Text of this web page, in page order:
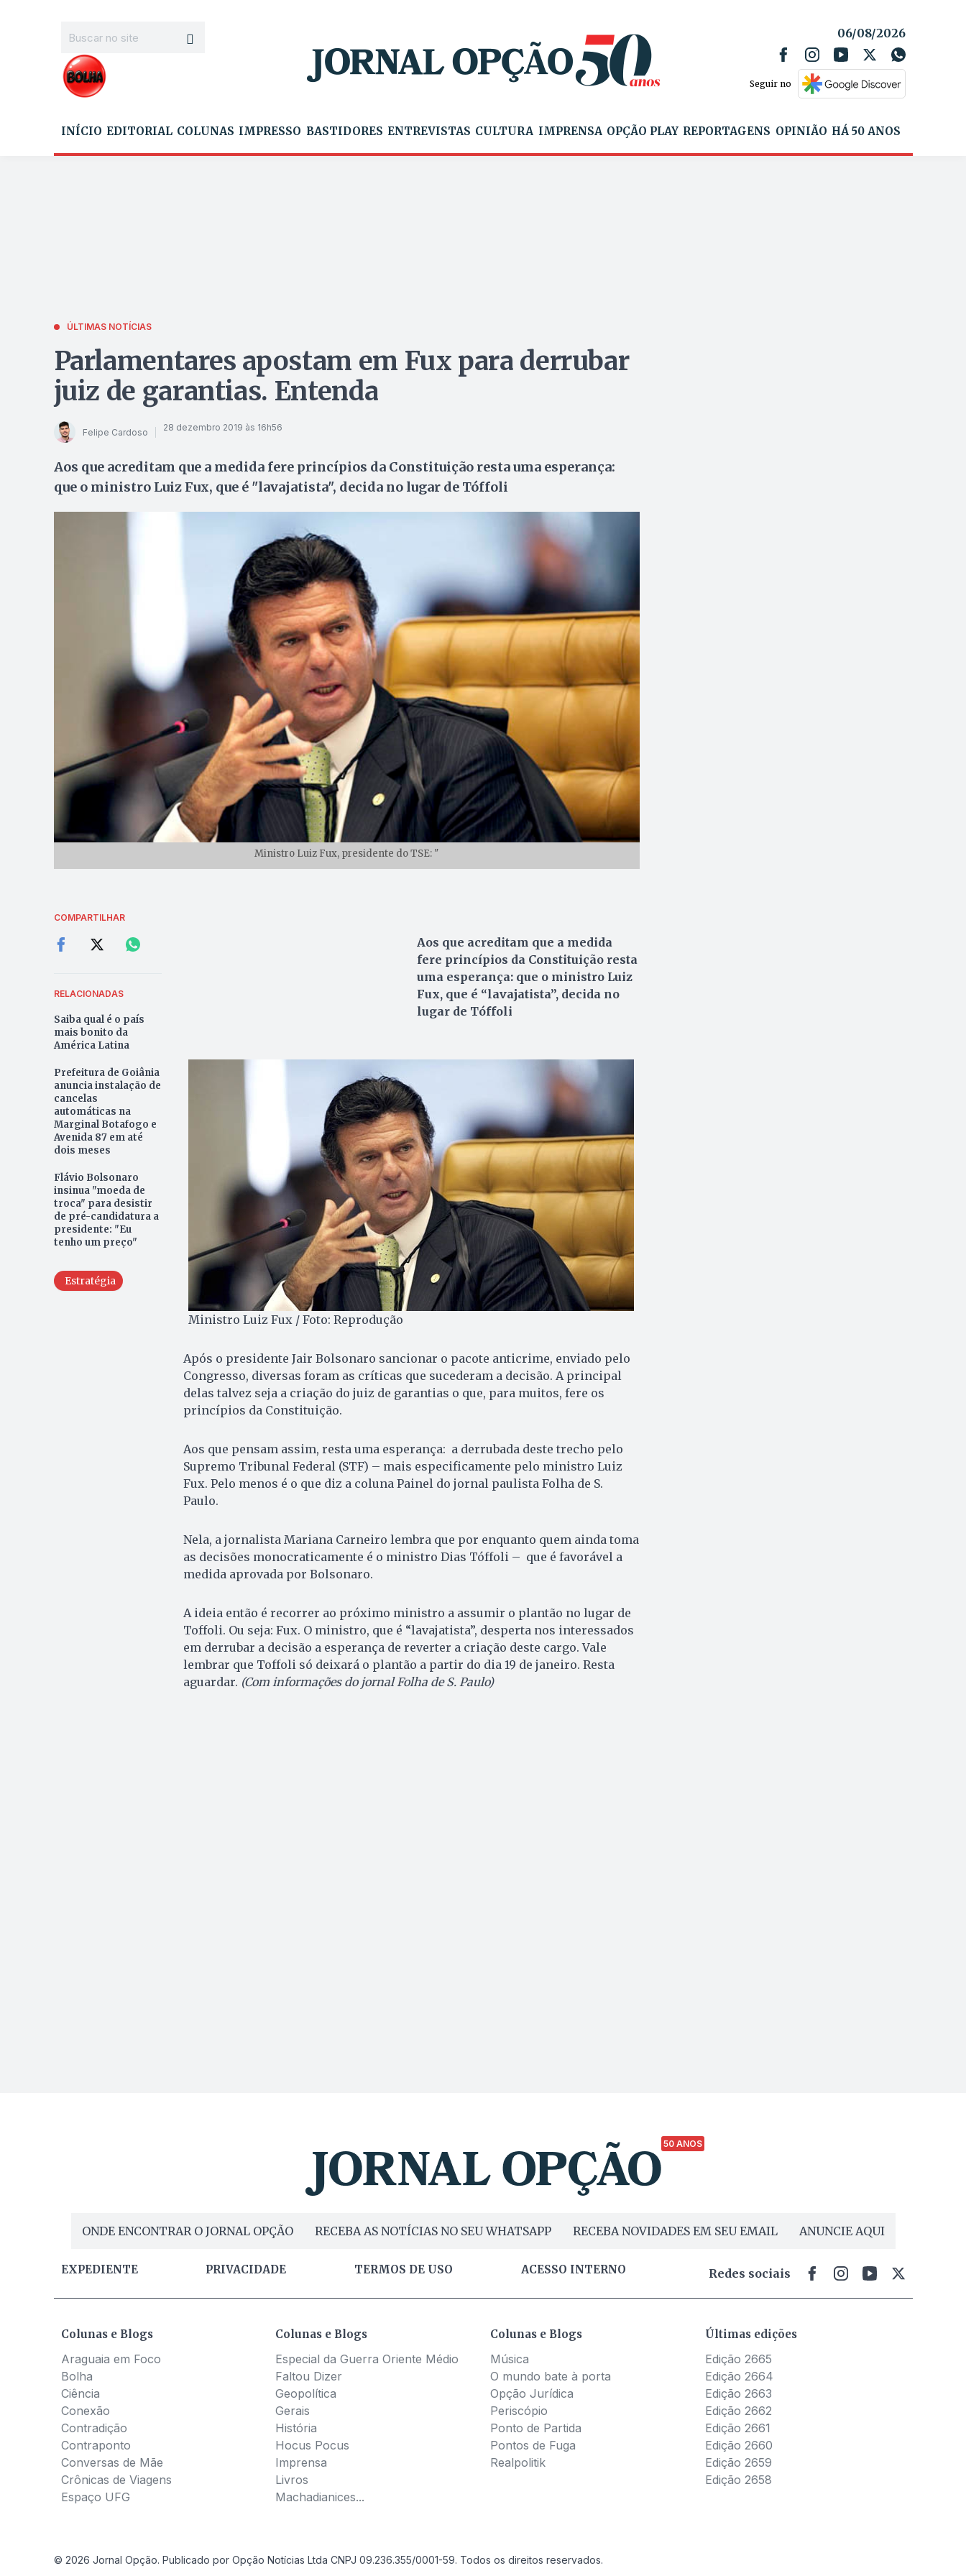
06/08/2026
Seguir no
INÍCIO EDITORIAL COLUNAS IMPRESSO BASTIDORES ENTREVISTAS CULTURA IMPRENSA OPÇÃO PLAY REPORTAGENS OPINIÃO HÁ 50 ANOS
ÚLTIMAS NOTÍCIAS
Parlamentares apostam em Fux para derrubar
juiz de garantias. Entenda
Felipe Cardoso 28 dezembro 2019 às 16h56
Aos que acreditam que a medida fere princípios da Constituição resta uma esperança:
que o ministro Luiz Fux, que é "lavajatista", decida no lugar de Tóffoli
Ministro Luiz Fux, presidente do TSE: "
COMPARTILHAR
RELACIONADAS
Saiba qual é o país
mais bonito da
América Latina
Prefeitura de Goiânia
anuncia instalação de
cancelas
automáticas na
Marginal Botafogo e
Avenida 87 em até
dois meses
Flávio Bolsonaro
insinua "moeda de
troca" para desistir
de pré-candidatura a
presidente: "Eu
tenho um preço"
Estratégia
Aos que acreditam que a medida
fere princípios da Constituição resta
uma esperança: que o ministro Luiz
Fux, que é “lavajatista”, decida no
lugar de Tóffoli
Ministro Luiz Fux / Foto: Reprodução
Após o presidente Jair Bolsonaro sancionar o pacote anticrime, enviado pelo
Congresso, diversas foram as críticas que sucederam a decisão. A principal
delas talvez seja a criação do juiz de garantias o que, para muitos, fere os
princípios da Constituição.
Aos que pensam assim, resta uma esperança: a derrubada deste trecho pelo
Supremo Tribunal Federal (STF) – mais especificamente pelo ministro Luiz
Fux. Pelo menos é o que diz a coluna Painel do jornal paulista Folha de S.
Paulo.
Nela, a jornalista Mariana Carneiro lembra que por enquanto quem ainda toma
as decisões monocraticamente é o ministro Dias Tóffoli – que é favorável a
medida aprovada por Bolsonaro.
A ideia então é recorrer ao próximo ministro a assumir o plantão no lugar de
Toffoli. Ou seja: Fux. O ministro, que é “lavajatista”, desperta nos interessados
em derrubar a decisão a esperança de reverter a criação deste cargo. Vale
lembrar que Toffoli só deixará o plantão a partir do dia 19 de janeiro. Resta
aguardar. (Com informações do jornal Folha de S. Paulo)
50 ANOS
ONDE ENCONTRAR O JORNAL OPÇÃO RECEBA AS NOTÍCIAS NO SEU WHATSAPP RECEBA NOVIDADES EM SEU EMAIL ANUNCIE AQUI
EXPEDIENTE PRIVACIDADE TERMOS DE USO ACESSO INTERNO Redes sociais
Colunas e Blogs
Araguaia em Foco
Bolha
Ciência
Conexão
Contradição
Contraponto
Conversas de Mãe
Crônicas de Viagens
Espaço UFG
Colunas e Blogs
Especial da Guerra Oriente Médio
Faltou Dizer
Geopolítica
Gerais
História
Hocus Pocus
Imprensa
Livros
Machadianices...
Colunas e Blogs
Música
O mundo bate à porta
Opção Jurídica
Periscópio
Ponto de Partida
Pontos de Fuga
Realpolitik
Últimas edições
Edição 2665
Edição 2664
Edição 2663
Edição 2662
Edição 2661
Edição 2660
Edição 2659
Edição 2658
© 2026 Jornal Opção. Publicado por Opção Notícias Ltda CNPJ 09.236.355/0001-59. Todos os direitos reservados.